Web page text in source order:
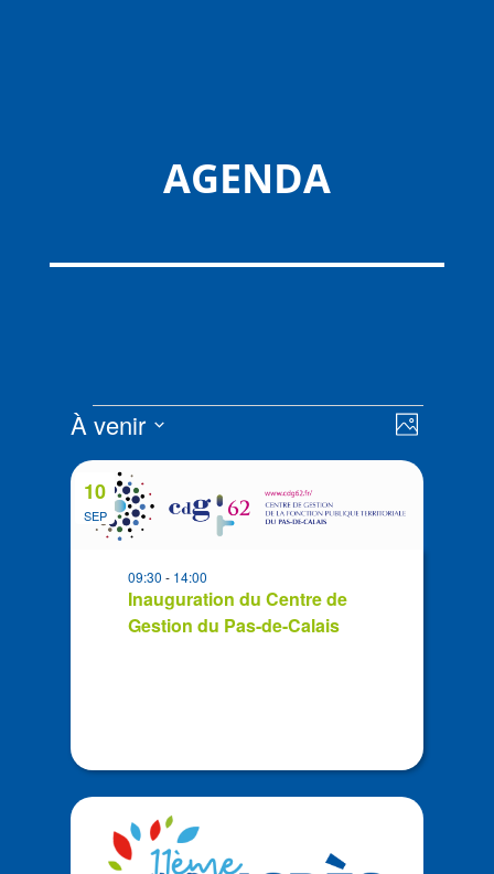
AGENDA
Évènements
par
de
vues
Photo
À venir
la
date
List
of
events
Photo
View
SEP
10
Inauguration du Centre de
Gestion du Pas-de-Calais
09:30- 14:00